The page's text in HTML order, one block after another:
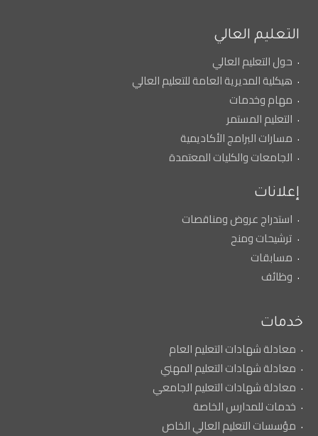
التعليم العالي
حول التعليم العالي
هيكلية المديرية العامة للتعليم العالي
مهام وخدمات
التعليم المستمر
مسارات البرامج الأكاديمية
الجامعات والكليات المعتمدة
إعلانات
استدراج عروض ومناقصات
ترشيحات ومنح
مسابقات
وظائف
خدمات
معادلة شهادات التعليم العام
معادلة شهادات التعليم المهني
معادلة شهادات التعليم الجامعي
خدمات للمدارس الخاصة
مؤسسات التعليم العالي الخاص